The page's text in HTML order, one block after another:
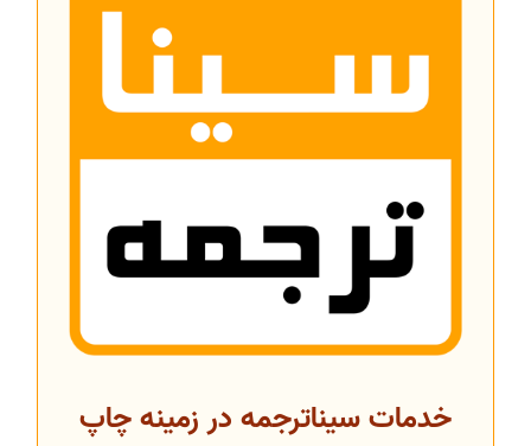
خدمات سیناترجمه در زمینه چاپ